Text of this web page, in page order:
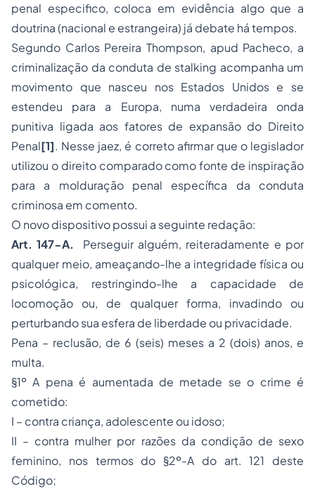
penal especifico, coloca em evidência algo que a
doutrina (nacional e estrangeira) já debate há tempos.
Segundo Carlos Pereira Thompson, apud Pacheco, a
criminalização da conduta de stalking acompanha um
movimento que nasceu nos Estados Unidos e se
estendeu para a Europa, numa verdadeira onda
punitiva ligada aos fatores de expansão do Direito
Penal[1]. Nesse jaez, é correto afirmar que o legislador
utilizou o direito comparado como fonte de inspiração
para a molduração penal específica da conduta
criminosa em comento.
O novo dispositivo possui a seguinte redação:
Art. 147-A.
Perseguir alguém, reiteradamente e por
qualquer meio, ameaçando-lhe a integridade física ou
psicológica, restringindo-lhe a capacidade de
locomoção ou, de qualquer forma, invadindo ou
perturbando sua esfera de liberdade ou privacidade.
Pena – reclusão, de 6 (seis) meses a 2 (dois) anos, e
multa.
§1º A pena é aumentada de metade se o crime é
cometido:
I – contra criança, adolescente ou idoso;
II – contra mulher por razões da condição de sexo
feminino, nos termos do §2º-A do art. 121 deste
Código;